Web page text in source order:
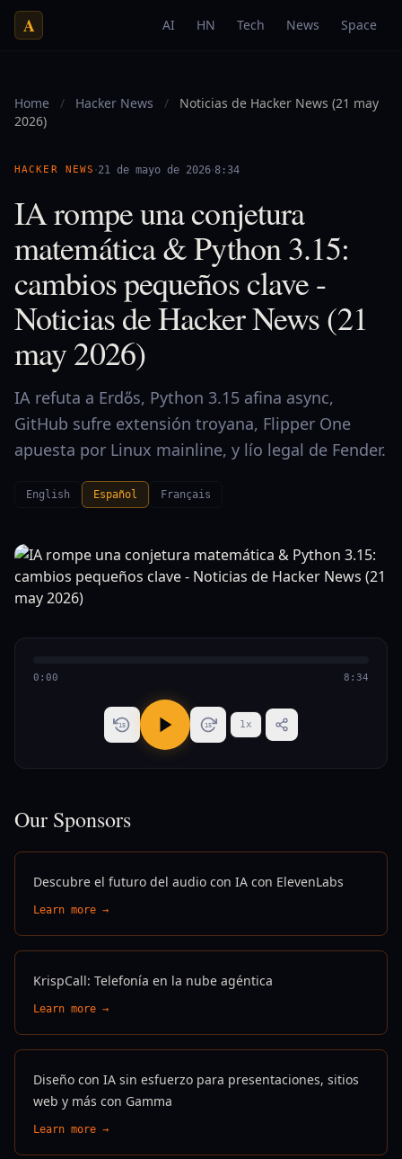
A AI HN Tech News Space
Home / Hacker News /
Noticias de Hacker News (21 may
2026)
HACKER NEWS ·21 de mayo de 2026·8:34
IA rompe una conjetura
matemática & Python 3.15:
cambios pequeños clave -
Noticias de Hacker News (21
may 2026)
IA refuta a Erdős, Python 3.15 afina async,
GitHub sufre extensión troyana, Flipper One
apuesta por Linux mainline, y lío legal de Fender.
English Español Français
0:00 8:34
15 15 1x
Our Sponsors
Descubre el futuro del audio con IA con ElevenLabs
Learn more →
KrispCall: Telefonía en la nube agéntica
Learn more →
Diseño con IA sin esfuerzo para presentaciones, sitios
web y más con Gamma
Learn more →